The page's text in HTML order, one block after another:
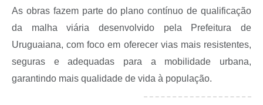
As obras fazem parte do plano contínuo de qualificação
da malha viária desenvolvido pela Prefeitura de
Uruguaiana, com foco em oferecer vias mais resistentes,
seguras e adequadas para a mobilidade urbana,
garantindo mais qualidade de vida à população.